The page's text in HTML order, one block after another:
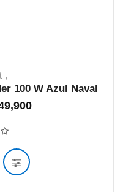
100 W Azul Naval
El